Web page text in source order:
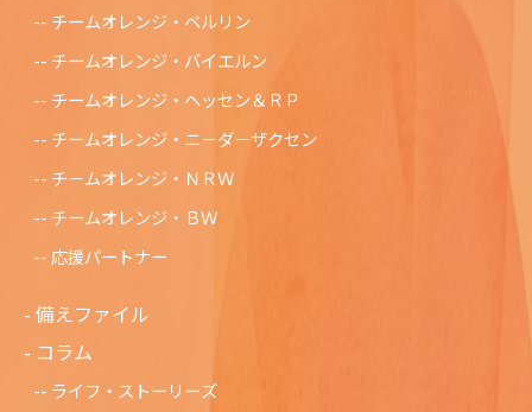
チームオレンジ・ベルリン
チームオレンジ・バイエルン
チームオレンジ・ヘッセン＆ＲＰ
チームオレンジ・ニ－ダ－ザクセン
チ－ムオレンジ・ＮＲＷ
チームオレンジ・ＢＷ
応援パートナー
備えファイル
コラム
ライフ・ストーリーズ